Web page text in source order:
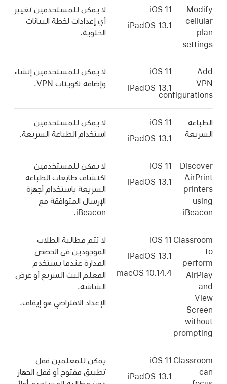
Modify
cellular
plan
settings
iOS 11
iPadOS 13.1
لا يمكن للمستخدمين تغيير
أي إعدادات لخطة البيانات
الخلوية.
Add
VPN
configurations
iOS 11
iPadOS 13.1
لا يمكن للمستخدمين إنشاء
وإضافة تكوينات VPN.
الطباعة
السريعة
iOS 11
iPadOS 13.1
لا يمكن للمستخدمين
استخدام الطباعة السريعة.
Discover
AirPrint
printers
using
iBeacon
iOS 11
iPadOS 13.1
لا يمكن للمستخدمين
اكتشاف طابعات الطباعة
السريعة باستخدام أجهزة
الإرسال المتوافقة مع
iBeacon.
Classroom
to
perform
AirPlay
and
View
Screen
without
prompting
iOS 11
iPadOS 13.1
macOS 10.14.4
لا تتم مطالبة الطلاب
الموجودين في الحصص
المدارة عندما يستخدم
المعلم البث السريع أو عرض
الشاشة.
الإعداد الافتراضي هو إيقاف.
Classroom
can
iOS 11
iPadOS 13.1
يمكن للمعلمين قفل
تطبيق مفتوح أو قفل الجهاز